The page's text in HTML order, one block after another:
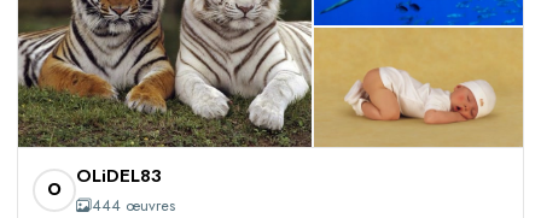
O OLiDEL83
444 œuvres